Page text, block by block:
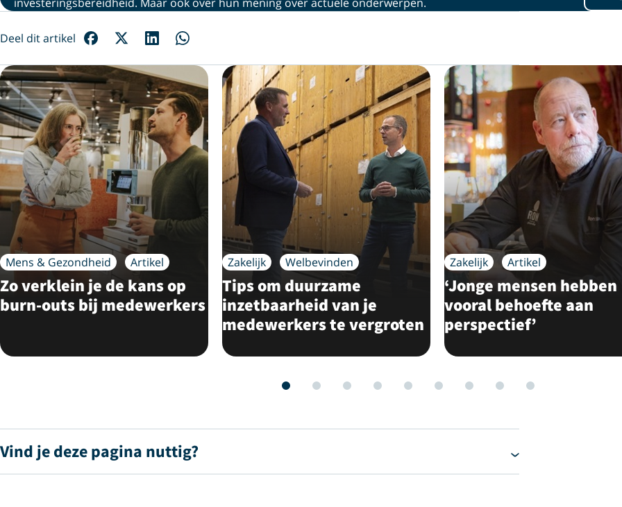
investeringsbereidheid. Maar ook over hun mening over actuele onderwerpen.
Deel dit artikel
Mens & Gezondheid Artikel
Zo verklein je de kans op
burn-outs bij medewerkers
Zakelijk Welbevinden
Tips om duurzame
inzetbaarheid van je
medewerkers te vergroten
Zakelijk Artikel
‘Jonge mensen hebben
vooral behoefte aan
perspectief’
Vind je deze pagina nuttig?